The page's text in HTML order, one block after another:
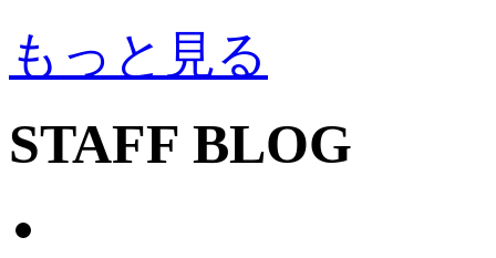
もっと見る
STAFF BLOG